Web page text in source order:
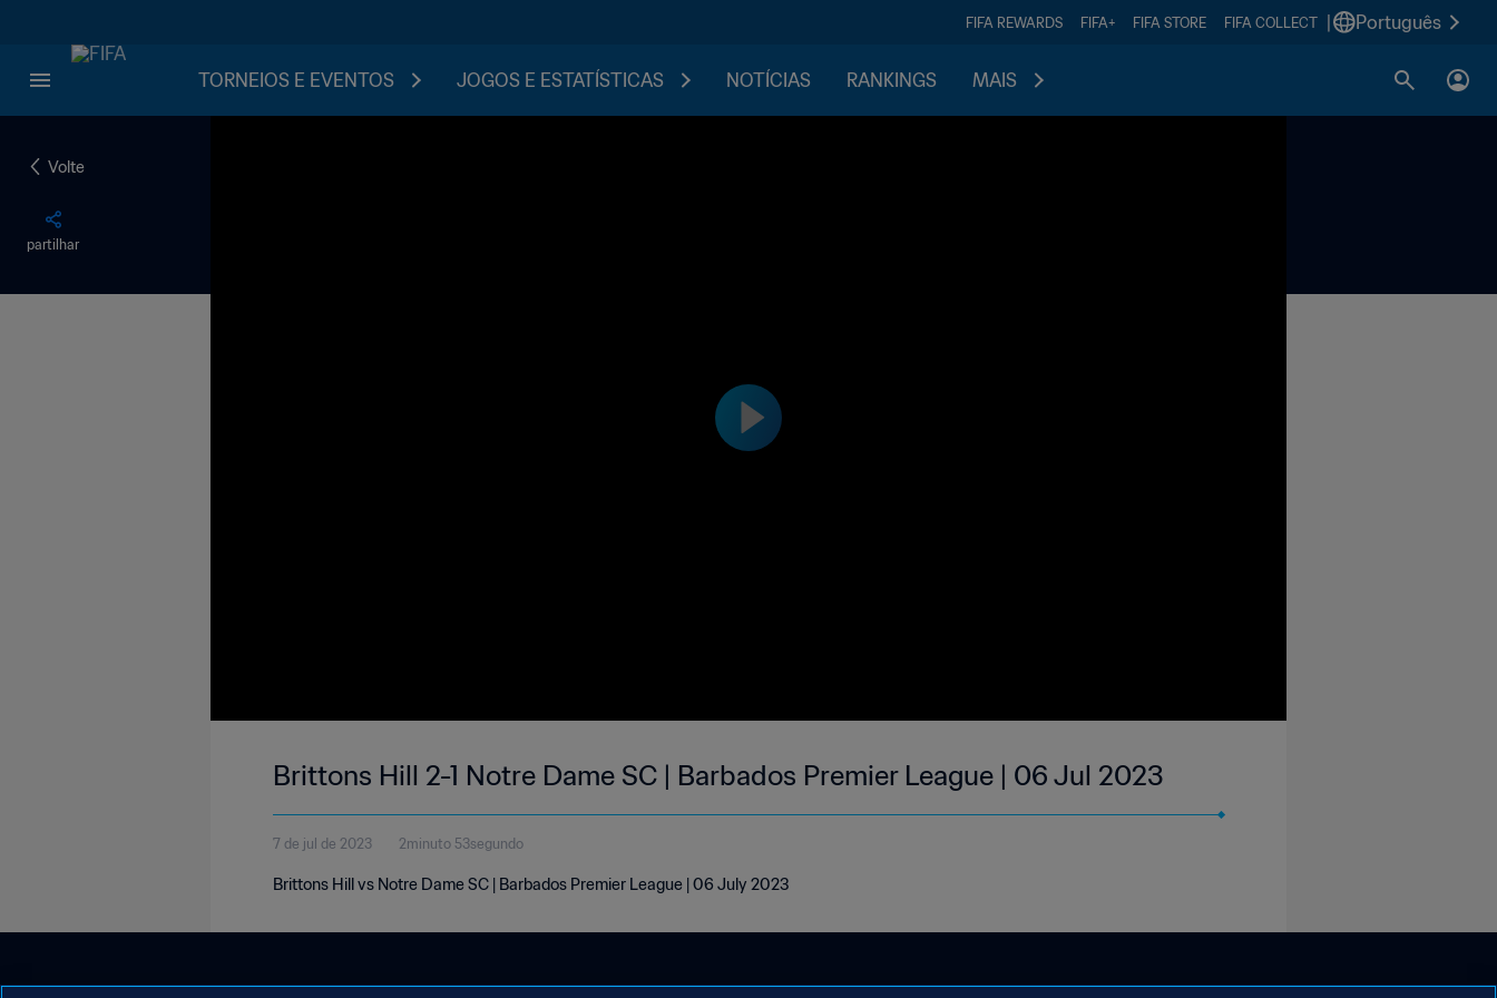
FIFA REWARDS FIFA+ FIFA STORE FIFA COLLECT Português
TORNEIOS E EVENTOS JOGOS E ESTATÍSTICAS NOTÍCIAS RANKINGS MAIS
Volte
partilhar
Brittons Hill 2-1 Notre Dame SC | Barbados Premier League | 06 Jul 2023
7 de jul de 2023 2minuto 53segundo
Brittons Hill vs Notre Dame SC | Barbados Premier League | 06 July 2023